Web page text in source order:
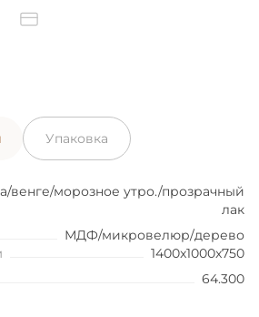
Упаковка
венге/морозное утро./прозрачный
лак
МДФ/микровелюр/дерево
1400x1000x750
64.300